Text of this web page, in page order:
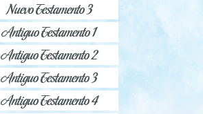
Nuevo Testamento 3
Antiguo Testamento 1
Antiguo Testamento 2
Antiguo Testamento 3
Antiguo Testamento 4